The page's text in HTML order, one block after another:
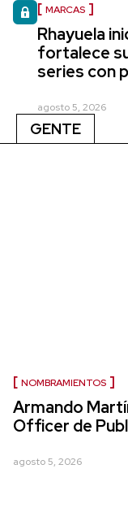
MARCAS
Rhayuela
fortalece
series con
agosto 5, 2026
GENTE
NOMBRAMIENTOS
Armando
Officer de
agosto 5, 2026